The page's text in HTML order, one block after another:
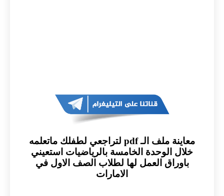
معاينة ملف الـ pdf لتراجعي لطفلك ماتعلمه
خلال الوحدة الخامسة بالرياضيات استعيني
باوراق العمل لها لطلاب الصف الاول في
الامارات